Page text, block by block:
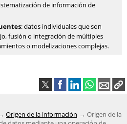
de información de
: datos individuales que son
fusión o integración de múltiples
o modelizaciones complejas.
Origen de la información
Origen de la